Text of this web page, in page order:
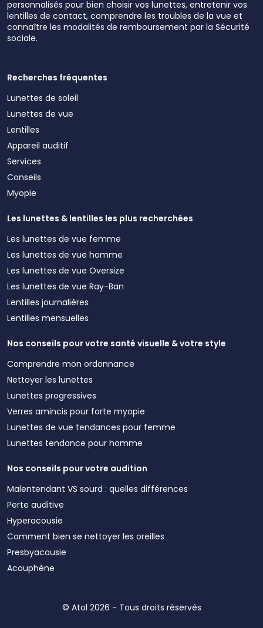
personnalisés pour bien choisir vos lunettes, entretenir vos
lentilles de contact, comprendre les troubles de la vue et
connaître les modalités de remboursement par la Sécurité
sociale.
Recherches fréquentes
Lunettes de soleil
Lunettes de vue
Lentilles
Appareil auditif
Services
Conseils
Myopie
Les lunettes & lentilles les plus recherchées
Les lunettes de vue femme
Les lunettes de vue homme
Les lunettes de vue Oversize
Les lunettes de vue Ray-Ban
Lentilles journalières
Lentilles mensuelles
Nos conseils pour votre santé visuelle & votre style
Comprendre mon ordonnance
Nettoyer les lunettes
Lunettes progressives
Verres amincis pour forte myopie
Lunettes de vue tendances pour femme
Lunettes tendance pour homme
Nos conseils pour votre audition
Malentendant VS sourd : quelles différences
Perte auditive
Hyperacousie
Comment bien se nettoyer les oreilles
Presbyacousie
Acouphène
© Atol 2026 - Tous droits réservés